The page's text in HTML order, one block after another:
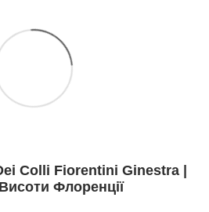
Colli Fiorentini Ginestra |
Флоренції